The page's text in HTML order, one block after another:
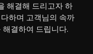
해결해 드리고자 하
하며 고객님의 속까
결하여 드립니다.